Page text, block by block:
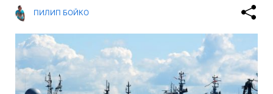
ПИЛИП БОЙКО